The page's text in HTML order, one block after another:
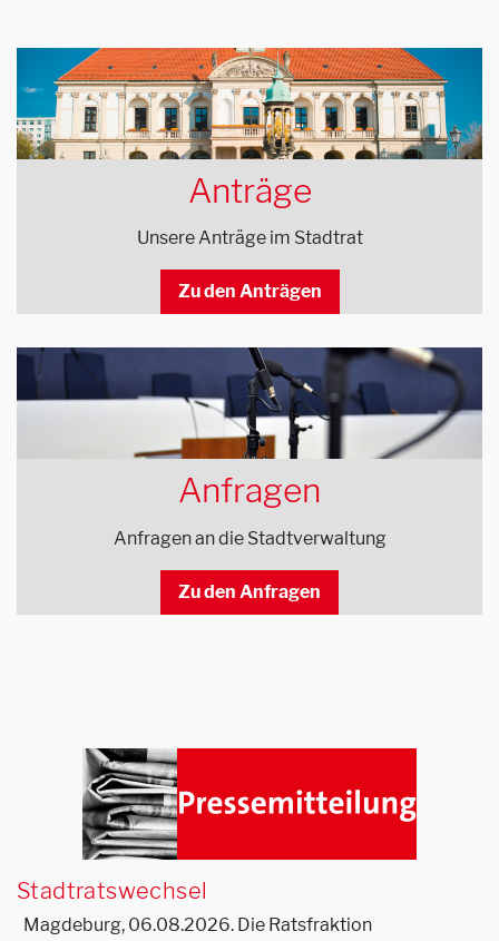
Anträge
Unsere Anträge im Stadtrat
Zu den Anträgen
Anfragen
Anfragen an die Stadtverwaltung
Zu den Anfragen
Stadtratswechsel
Magdeburg, 06.08.2026. Die Ratsfraktion